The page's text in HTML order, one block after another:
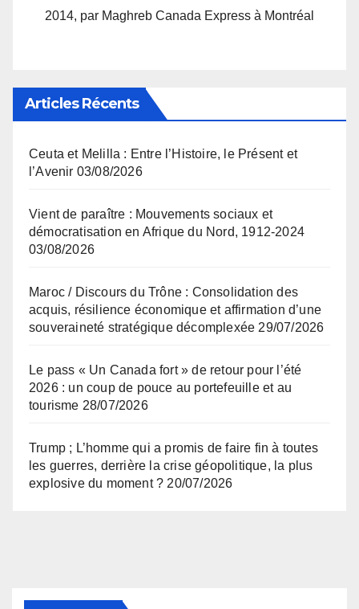
2014, par Maghreb Canada Express à Montréal
Articles Récents
Ceuta et Melilla : Entre l’Histoire, le Présent et
l’Avenir 03/08/2026
Vient de paraître : Mouvements sociaux et
démocratisation en Afrique du Nord, 1912-2024
03/08/2026
Maroc / Discours du Trône : Consolidation des
acquis, résilience économique et affirmation d’une
souveraineté stratégique décomplexée 29/07/2026
Le pass « Un Canada fort » de retour pour l’été
2026 : un coup de pouce au portefeuille et au
tourisme 28/07/2026
Trump ; L’homme qui a promis de faire fin à toutes
les guerres, derrière la crise géopolitique, la plus
explosive du moment ? 20/07/2026